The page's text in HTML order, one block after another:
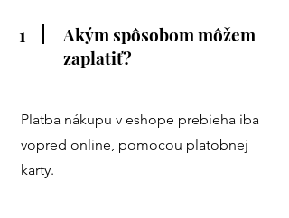
1
Akým spôsobom môžem
zaplatiť?
Platba nákupu v eshope prebieha iba
vopred online, pomocou platobnej
karty.